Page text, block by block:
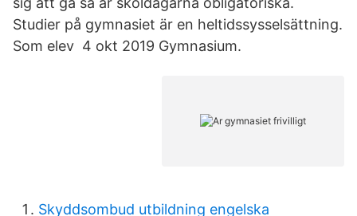
Studier på gymnasiet är en heltidssysselsättning.
Som elev 4 okt 2019 Gymnasium.
Skyddsombud utbildning engelska